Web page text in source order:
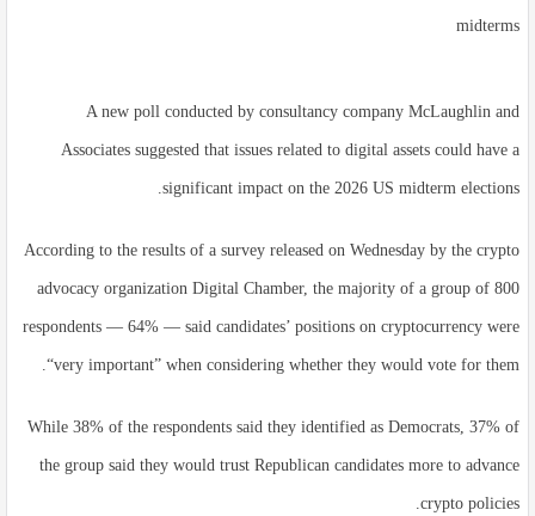
A new poll conducted by consultancy company McLaughlin and
Associates suggested that issues related to digital assets could have a
significant impact on the 2026 US midterm elections.
According to the results of a survey released on Wednesday by the crypto
advocacy organization Digital Chamber, the majority of a group of 800
respondents — 64% — said candidates’ positions on cryptocurrency were
“very important” when considering whether they would vote for them.
While 38% of the respondents said they identified as Democrats, 37% of
the group said they would trust Republican candidates more to advance
crypto policies.